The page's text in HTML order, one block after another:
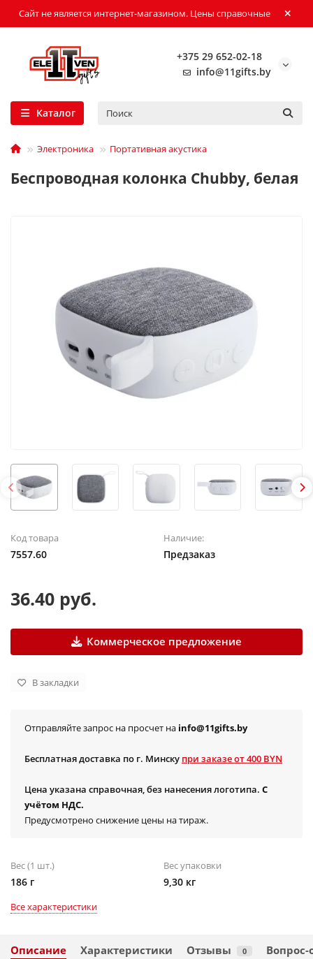
Сайт не является интернет-магазином. Цены справочные
+375 29 652-02-18
info@11gifts.by
Каталог
Электроника Портативная акустика
Беспроводная колонка Chubby, белая
Код товара
7557.60
Наличие:
Предзаказ
36.40 руб.
Коммерческое предложение
В закладки
Отправляйте запрос на просчет на info@11gifts.by
Бесплатная доставка по г. Минску при заказе от 400 BYN
Цена указана справочная, без нанесения логотипа. С
учётом НДС.
Предусмотрено снижение цены на тираж.
Вес (1 шт.)
186 г
Вес упаковки
9,30 кг
Все характеристики
Описание Характеристики Отзывы 0 Вопрос-